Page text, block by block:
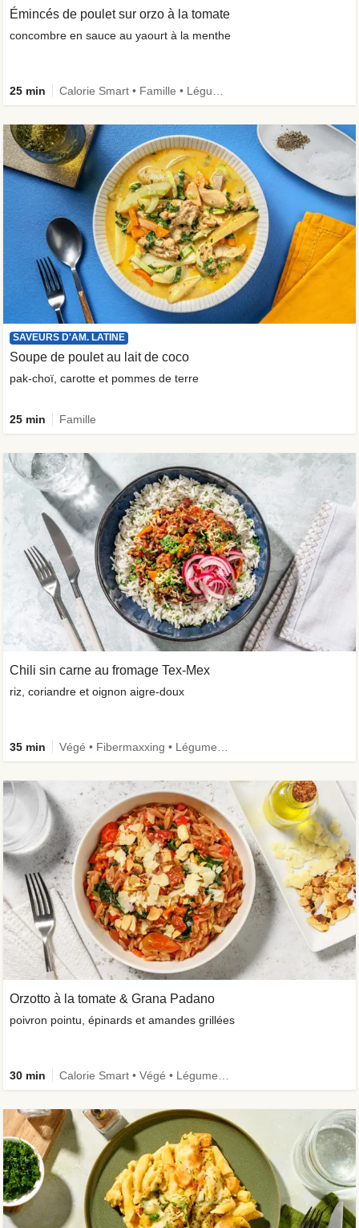
Émincés de poulet sur orzo à la tomate
concombre en sauce au yaourt à la menthe
25 min
SAVEURS D'AM. LATINE
Soupe de poulet au lait de coco
pak-choï, carotte et pommes de terre
25 min Famille
Chili sin carne au fromage Tex-Mex
riz, coriandre et oignon aigre-doux
35 min
Orzotto à la tomate & Grana Padano
poivron pointu, épinards et amandes grillées
30 min